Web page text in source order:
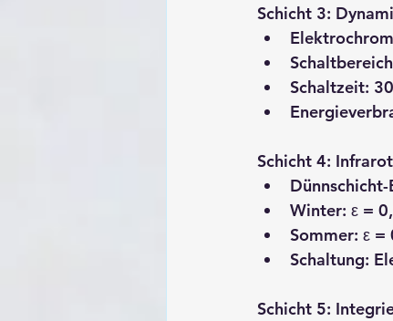
Schicht 3:
Schaltzeit:
Schicht 4:
Winter: ε =
Sommer: ε =
Schaltung:
Schicht 5: